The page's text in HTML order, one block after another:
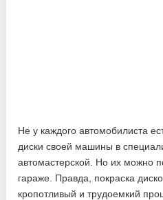
Не у каждого автомобилиста
диски своей машины в
автомастерской. Но их можно
гараже. Правда, покраска
кропотливый и трудоемкий